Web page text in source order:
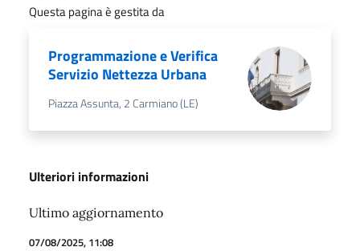
Questa pagina è gestita da
Programmazione e Verifica
Servizio Nettezza Urbana
Piazza Assunta, 2 Carmiano (LE)
Ulteriori informazioni
Ultimo aggiornamento
07/08/2025, 11:08